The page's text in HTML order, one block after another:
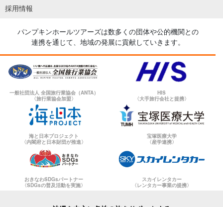
採用情報
パンプキンホールツアーズは数多くの団体や公的機関との
連携を通じて、地域の発展に貢献していきます。
一般社団法人 全国旅行業協会（ANTA）
〈旅行業協会加盟〉
HIS
〈大手旅行会社と提携〉
海と日本プロジェクト
〈内閣府と日本財団が推進〉
宝塚医療大学
〈産学連携〉
おきなわSDGsパートナー
〈SDGsの普及活動を実施〉
スカイレンタカー
〈レンタカー事業の提携〉